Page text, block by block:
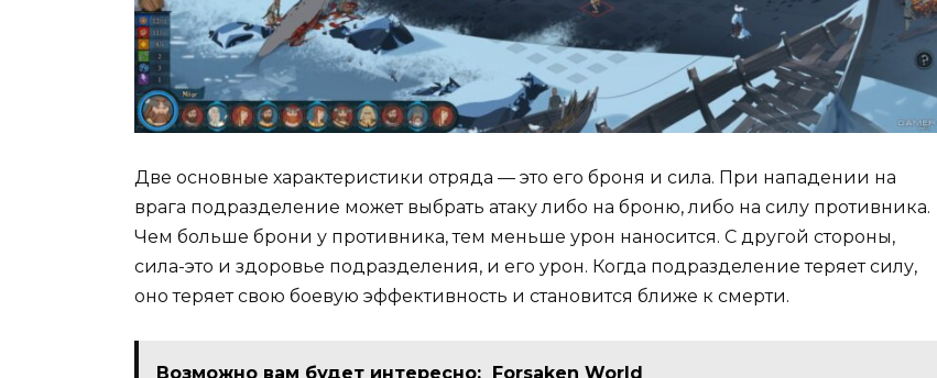
Две основные характеристики отряда — это его броня и сила. При нападении на
врага подразделение может выбрать атаку либо на броню, либо на силу противника.
Чем больше брони у противника, тем меньше урон наносится. С другой стороны,
сила-это и здоровье подразделения, и его урон. Когда подразделение теряет силу,
оно теряет свою боевую эффективность и становится ближе к смерти.
Возможно вам будет интересно: Forsaken World